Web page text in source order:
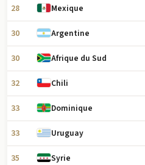
28 Mexique
30 Argentine
30 Afrique du Sud
32 Chili
33 Dominique
33 Uruguay
35 Syrie